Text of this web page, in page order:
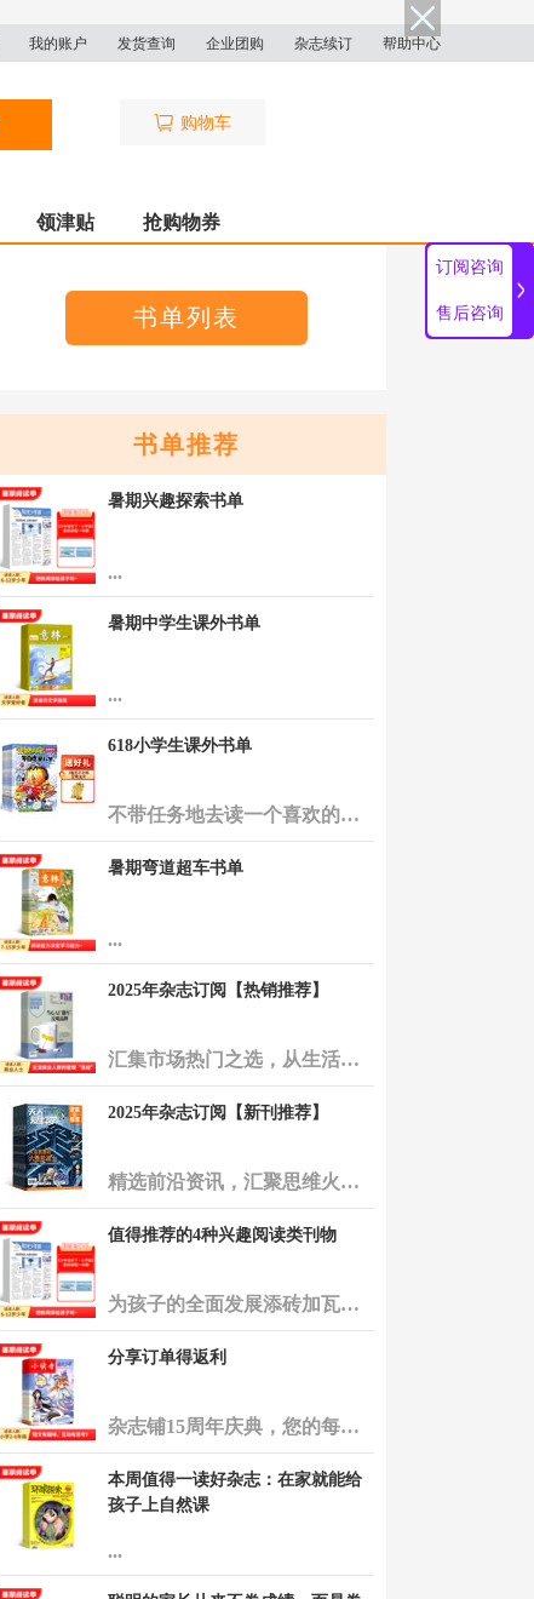
我的账户 发货查询 企业团购 杂志续订 帮助中心
购物车
领津贴 抢购物券
书单列表
书单推荐
暑期兴趣探索书单
...
暑期中学生课外书单
...
618小学生课外书单
不带任务地去读一个喜欢的故事 才是童年最珍贵的“必修课”。 ...
暑期弯道超车书单
...
2025年杂志订阅【热销推荐】
汇集市场热门之选，从生活智慧到科技前沿，每一刊都是读者的挚爱。它们不仅记录了时代的热情，更激发了无限的想象。让这份热销书单，成为您品味生活、洞见未来的窗口，与万千读者共享阅读盛宴！ ...
2025年杂志订阅【新刊推荐】
精选前沿资讯，汇聚思维火花。从科技前沿到文化艺术，每一期都是时代的脉动，每一页都满载新知与灵感。让这份订阅，成为您启迪智慧、拓宽视野的钥匙，与未来同行，共赴思想盛宴！" ...
值得推荐的4种兴趣阅读类刊物
为孩子的全面发展添砖加瓦，我们精心挑选了四类适合少儿的兴趣阅读类刊物——文学、科普、历史和财商新闻。这些精彩纷呈的读物旨在培养孩子的多元兴趣，激发他们探索世界的无限热情。快来一起开启知识的宝藏吧！ ...
分享订单得返利
杂志铺15周年庆典，您的每一次分享，都是对优质内容的推广，我们以返利回馈。 携手好友，共赴阅读盛宴，享受双重喜悦。 15载风雨兼程，因您而精彩，期待与您共创更多美好记忆！ ...
本周值得一读好杂志：在家就能给
孩子上自然课
...
订阅咨询
售后咨询